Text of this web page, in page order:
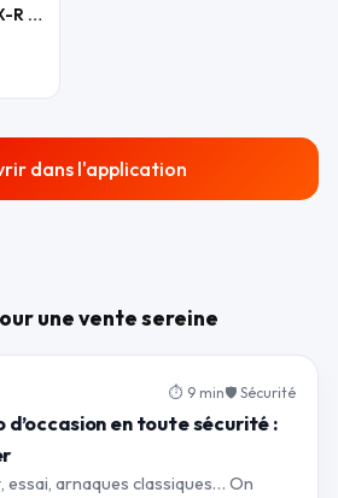
Suzuki Hayabusa GSX-R 1300
dans l'application
une vente sereine
⏱ 9 min🛡 Sécurité
en toute sécurité :
essai, arnaques classiques… On